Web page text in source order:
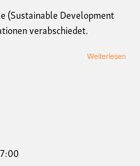
(Sustainable Development
verabschiedet.
Weiterlesen